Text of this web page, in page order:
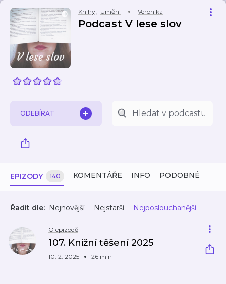
Knihy, Umění Veronika
Podcast V lese slov
ODEBÍRAT
EPIZODY 140 KOMENTÁŘE INFO PODOBNÉ
Řadit dle: Nejnovější Nejstarší Nejposlouchanější
O epizodě
107. Knižní těšení 2025
10. 2. 2025 26 min